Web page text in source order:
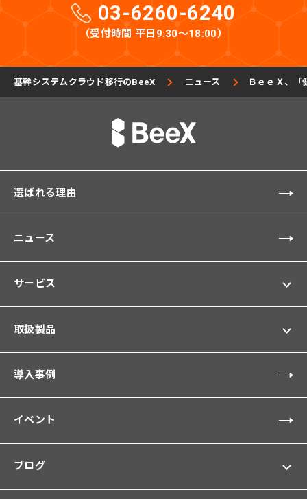
03-6260-6240
（受付時間 平日9:30〜18:00）
基幹システムクラウド移行のBeeX ニュース ＢｅｅＸ、「
選ばれる理由
ニュース
サービス
取扱製品
導入事例
イベント
ブログ